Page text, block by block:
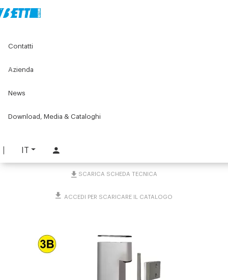
IT
Contatti
Azienda
News
Download, Media & Cataloghi
Cerniere industriali
Cerniera industriale a 2 cardini
cardini
SCARICA SCHEDA TECNICA
ACCEDI PER SCARICARE IL CATALOGO